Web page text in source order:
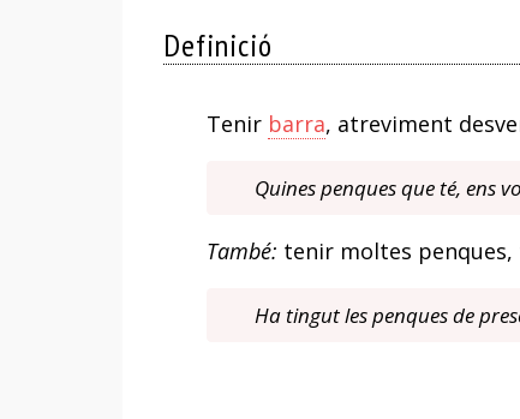
Definició
Tenir barra, atreviment
Quines penques que té, ens
També: tenir moltes penques,
Ha tingut les penques de